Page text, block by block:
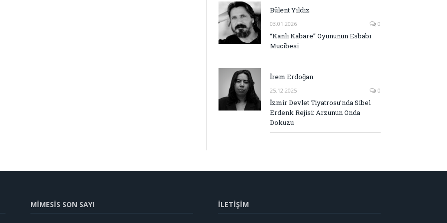
Bülent Yıldız
03.01.2026 0
“Kanlı Kabare” Oyununun Esbabı
Mucibesi
İrem Erdoğan
25.12.2025 0
İzmir Devlet Tiyatrosu’nda Sibel
Erdenk Rejisi: Arzunun Onda
Dokuzu
MİMESİS SON SAYI İLETİŞİM